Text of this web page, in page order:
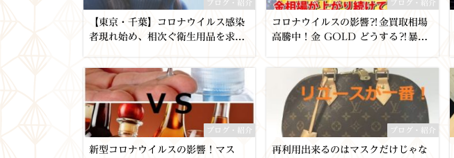
ブログ・紹介
【東京・千葉】コロナウイルス感染
者現れ始め、相次ぐ衛生用品を求め
り！】
ブログ・紹介
コロナウイルスの影響⁈金買取相場
高騰中！金 GOLD どうする⁈暴落
取ＮＯ１の質屋かんてい局亀有店】
東京都・千葉県・葛飾区・足立区
ブログ・紹介
新型コロナウイルスの影響！マス
ブログ・紹介
再利用出来るのはマスクだけじゃな